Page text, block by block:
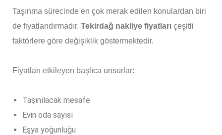
Taşınma sürecinde en çok merak edilen konulardan biri
de fiyatlandırmadır. Tekirdağ nakliye fiyatları çeşitli
faktörlere göre değişiklik göstermektedir.
Fiyatları etkileyen başlıca unsurlar:
Taşınılacak mesafe
Evin oda sayısı
Eşya yoğunluğu